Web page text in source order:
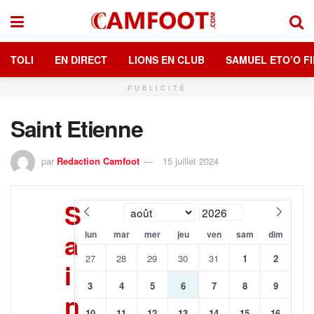
TOLI EN DIRECT LIONS EN CLUB SAMUEL ETO’O
PUBLICITÉ
Saint Etienne
par Redaction Camfoot 15 juillet 2024
S
a
i
n
lun mar mer jeu ven sam dim
27 28 29 30 31 1 2
3 4 5 6 7 8 9